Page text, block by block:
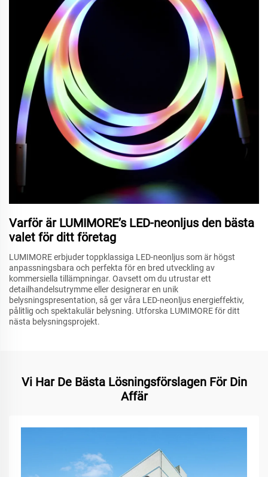
Varför är LUMIMORE’s LED-neonljus den bästa
valet för ditt företag
LUMIMORE erbjuder toppklassiga LED-neonljus som är högst
anpassningsbara och perfekta för en bred utveckling av
kommersiella tillämpningar. Oavsett om du utrustar ett
detailhandelsutrymme eller designerar en unik
belysningspresentation, så ger våra LED-neonljus energieffektiv,
pålitlig och spektakulär belysning. Utforska LUMIMORE för ditt
nästa belysningsprojekt.
Vi Har De Bästa Lösningsförslagen För Din
Affär